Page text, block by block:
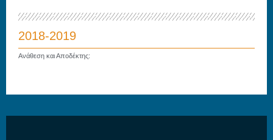
2018-2019
Ανάθεση και Αποδέκτης: